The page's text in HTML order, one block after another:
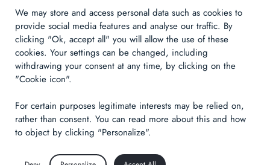
Informativa sulla privacy
Informazioni legali
Technical & Legal informations
Made byIzhak
We may store and access personal data such as cookies to
provide social media features and analyse our traffic. By
clicking "Ok, accept all" you will allow the use of these
cookies. Your settings can be changed, including
withdrawing your consent at any time, by clicking on the
"Cookie icon".
For certain purposes legitimate interests may be relied on,
rather than consent. You can read more about this and how
to object by clicking "Personalize".